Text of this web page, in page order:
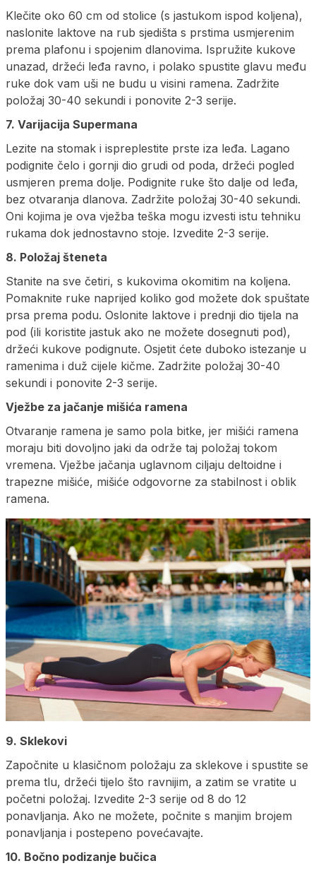
Klečite oko 60 cm od stolice (s jastukom ispod koljena),
naslonite laktove na rub sjedišta s prstima usmjerenim
prema plafonu i spojenim dlanovima. Ispružite kukove
unazad, držeći leđa ravno, i polako spustite glavu među
ruke dok vam uši ne budu u visini ramena. Zadržite
položaj 30-40 sekundi i ponovite 2-3 serije.
7. Varijacija Supermana
Lezite na stomak i ispreplestite prste iza leđa. Lagano
podignite čelo i gornji dio grudi od poda, držeći pogled
usmjeren prema dolje. Podignite ruke što dalje od leđa,
bez otvaranja dlanova. Zadržite položaj 30-40 sekundi.
Oni kojima je ova vježba teška mogu izvesti istu tehniku ​​
rukama dok jednostavno stoje. Izvedite 2-3 serije.
8. Položaj šteneta
Stanite na sve četiri, s kukovima okomitim na koljena.
Pomaknite ruke naprijed koliko god možete dok spuštate
prsa prema podu. Oslonite laktove i prednji dio tijela na
pod (ili koristite jastuk ako ne možete dosegnuti pod),
držeći kukove podignute. Osjetit ćete duboko istezanje u
ramenima i duž cijele kičme. Zadržite položaj 30-40
sekundi i ponovite 2-3 serije.
Vježbe za jačanje mišića ramena
Otvaranje ramena je samo pola bitke, jer mišići ramena
moraju biti dovoljno jaki da održe taj položaj tokom
vremena. Vježbe jačanja uglavnom ciljaju deltoidne i
trapezne mišiće, mišiće odgovorne za stabilnost i oblik
ramena.
9. Sklekovi
Započnite u klasičnom položaju za sklekove i spustite se
prema tlu, držeći tijelo što ravnijim, a zatim se vratite u
početni položaj. Izvedite 2-3 serije od 8 do 12
ponavljanja. Ako ne možete, počnite s manjim brojem
ponavljanja i postepeno povećavajte.
10. Bočno podizanje bučica